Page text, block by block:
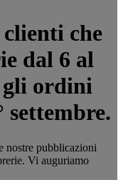
che
dal 6 al
gli ordini
settembre.
nostre pubblicazioni
Vi auguriamo